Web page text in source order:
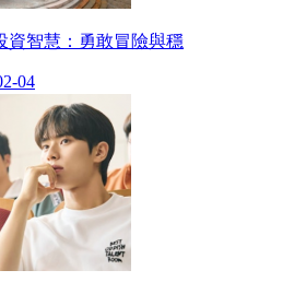
資智慧：勇敢冒險與穩
04